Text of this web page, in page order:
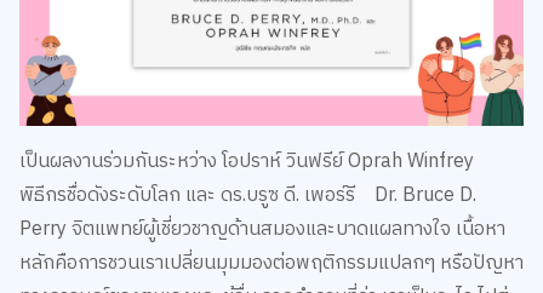
เป็นผลงานร่วมกันระหว่าง โอปราห์ วินฟรีย์ Oprah Winfrey
พิธีกรชื่อดังระดับโลก และ ดร.บรูซ ดี. เพอร์รี Dr. Bruce D.
Perry จิตแพทย์ผู้เชี่ยวชาญด้านสมองและบาดแผลทางใจ เนื้อหา
หลักคือการชวนเราเปลี่ยนมุมมองต่อพฤติกรรมแปลกๆ หรือปัญหา